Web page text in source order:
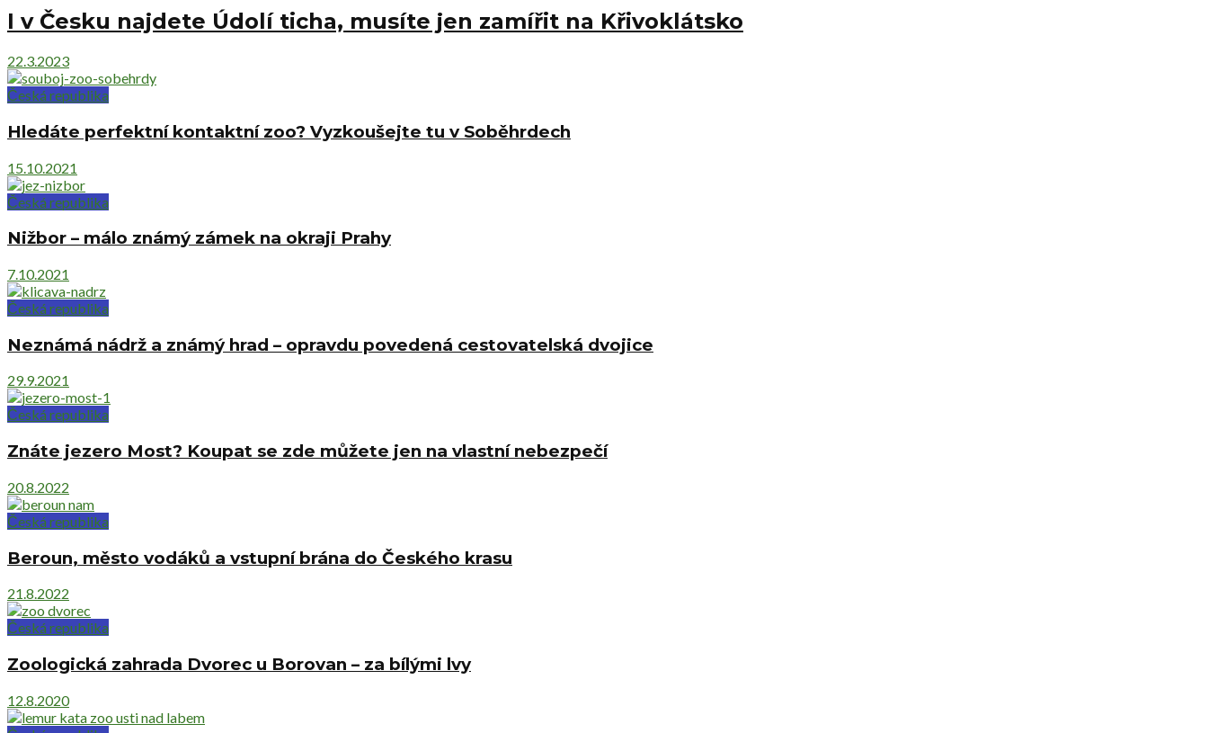
I v Česku najdete Údolí ticha, musíte jen zamířit na Křivoklátsko
22.3.2023
Česká republika
Hledáte perfektní kontaktní zoo? Vyzkoušejte tu v Soběhrdech
15.10.2021
Česká republika
Nižbor – málo známý zámek na okraji Prahy
7.10.2021
Česká republika
Neznámá nádrž a známý hrad – opravdu povedená cestovatelská dvojice
29.9.2021
Česká republika
Znáte jezero Most? Koupat se zde můžete jen na vlastní nebezpečí
20.8.2022
Česká republika
Beroun, město vodáků a vstupní brána do Českého krasu
21.8.2022
Česká republika
Zoologická zahrada Dvorec u Borovan – za bílými lvy
12.8.2020